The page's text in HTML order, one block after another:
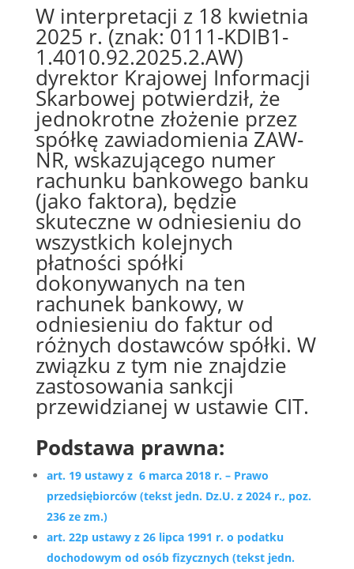
W interpretacji z 18 kwietnia
2025 r. (znak:0111-KDIB1-
1.4010.92.2025.2.AW)
dyrektor Krajowej Informacji
Skarbowej potwierdził, że
jednokrotne złożenie przez
spółkę zawiadomienia ZAW-
NR, wskazującego numer
rachunku bankowego banku
(jako faktora), będzie
skuteczne w odniesieniu do
wszystkich kolejnych
płatności spółki
dokonywanych na ten
rachunek bankowy, w
odniesieniu do faktur od
różnych dostawców spółki. W
związku z tym nie znajdzie
zastosowania sankcji
przewidzianej w ustawie CIT.
Podstawa prawna:
art. 19 ustawy z 6 marca 2018 r. – Prawo
przedsiębiorców (tekst jedn. Dz.U. z 2024 r., poz.
236 ze zm.)
art. 22p ustawy z 26 lipca 1991 r. o podatku
dochodowym od osób fizycznych (tekst jedn.